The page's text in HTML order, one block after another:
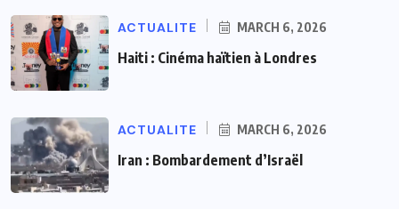
ACTUALITE MARCH 6, 2026
Haiti : Cinéma haïtien à Londres
ACTUALITE MARCH 6, 2026
Iran : Bombardement d’Israël